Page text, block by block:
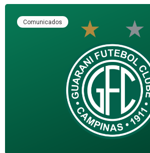
Comunicados